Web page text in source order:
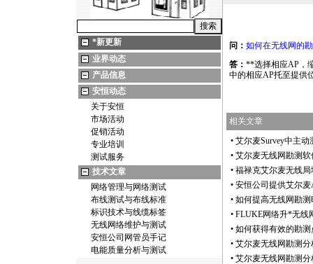
*新更新
业界动态
产品信息
安恒动态
关于安恒
市场活动
促销活动
专业培训
测试服务
技术文章
网络管理与网络测试
布线测试与布线标准
标识技术与线缆标签
无线网络维护与测试
安恒公司网管员手记
电能质量分析与测试
https://anheng.com.cn/news/html/43/2254.html
问： 如何在无线网的
答： **选择相应AP，
中的相应AP托至提供
相关文章
• 艾尔麦Survey中主动
• 艾尔麦无线网勘测软
• 福禄克艾尔麦无线局
• 安恒公司提供艾尔
• 如何提高无线网勘
• FLUKE网络升*无线
• 如何获得有效的勘
• 艾尔麦无线网勘测
• 艾尔麦无线网勘测分